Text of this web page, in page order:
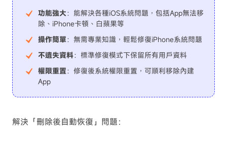
功能強大：能解決各種iOS系統問題，包括App無法移
除、iPhone卡頓、白蘋果等
操作簡單：無需專業知識，輕鬆修復iPhone系統問題
不遺失資料：標準修復模式下保留所有用戶資料
權限重置：修復後系統權限重置，可順利移除內建
App
解決「刪除後自動恢復」問題：